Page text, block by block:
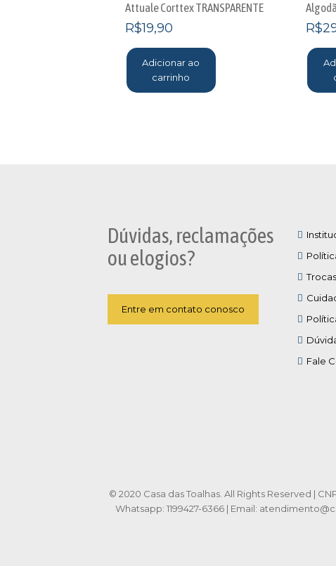
Attuale Corttex TRANSPARENTE
R$19,90
Adicionar ao
carrinho
R$
Dúvidas, reclamações
ou elogios?
Entre em contato conosco
Fale
© 2020 Casa das Toalhas. All Rights Reserved |
Whatsapp: 1199427-6366 | Email: